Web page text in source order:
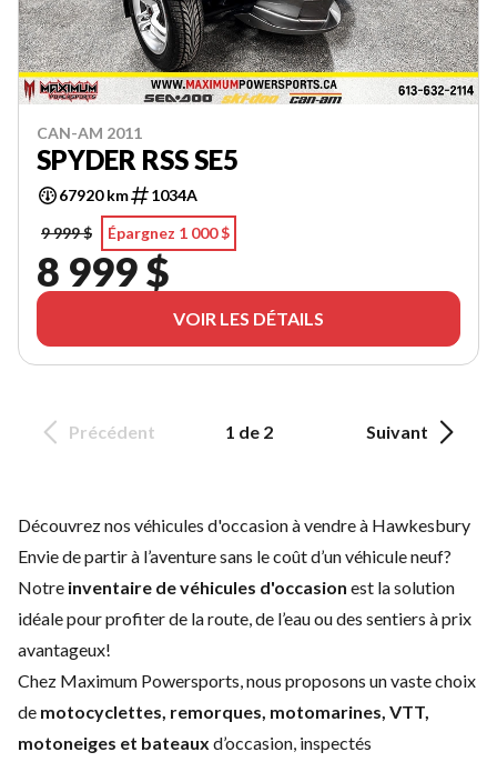
CAN-AM 2011
SPYDER RSS SE5
67920 km
1034A
9 999 $
Épargnez 1 000 $
8 999 $
VOIR LES DÉTAILS
Précédent 1 de 2 Suivant
Découvrez nos véhicules d'occasion à vendre à Hawkesbury
Envie de partir à l’aventure sans le coût d’unvéhicule neuf?
Notre inventaire de véhicules d'occasion est la solution
idéale pour profiter de la route, de l’eau ou des sentiers à prix
avantageux!
Chez Maximum Powersports, nous proposons un vaste choix
de motocyclettes, remorques, motomarines, VTT,
motoneiges et bateaux d’occasion, inspectés